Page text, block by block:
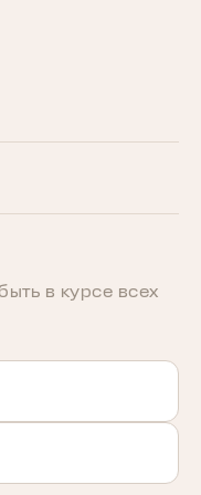
в курcе всех